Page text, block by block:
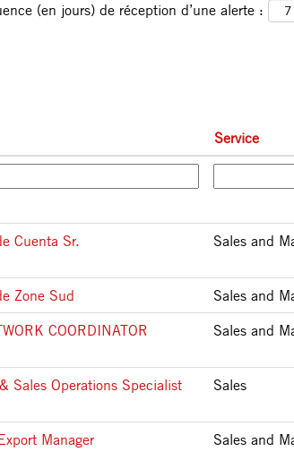
(en jours) de réception d’une alerte :
Service
Cuenta Sr. Sales and
Zone Sud Sales and
COORDINATOR Sales and
Sales Operations Specialist Sales
Manager Sales and